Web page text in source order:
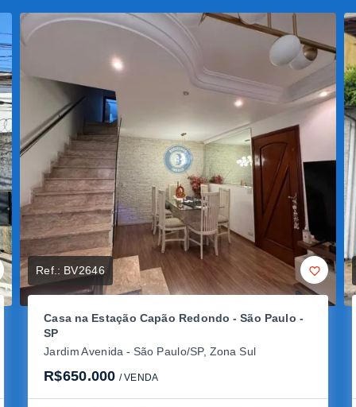
Ref.: BV2646
Casa na Estação Capão Redondo - São Paulo -
SP
Jardim Avenida - São Paulo/SP, Zona Sul
R$650.000 / VENDA